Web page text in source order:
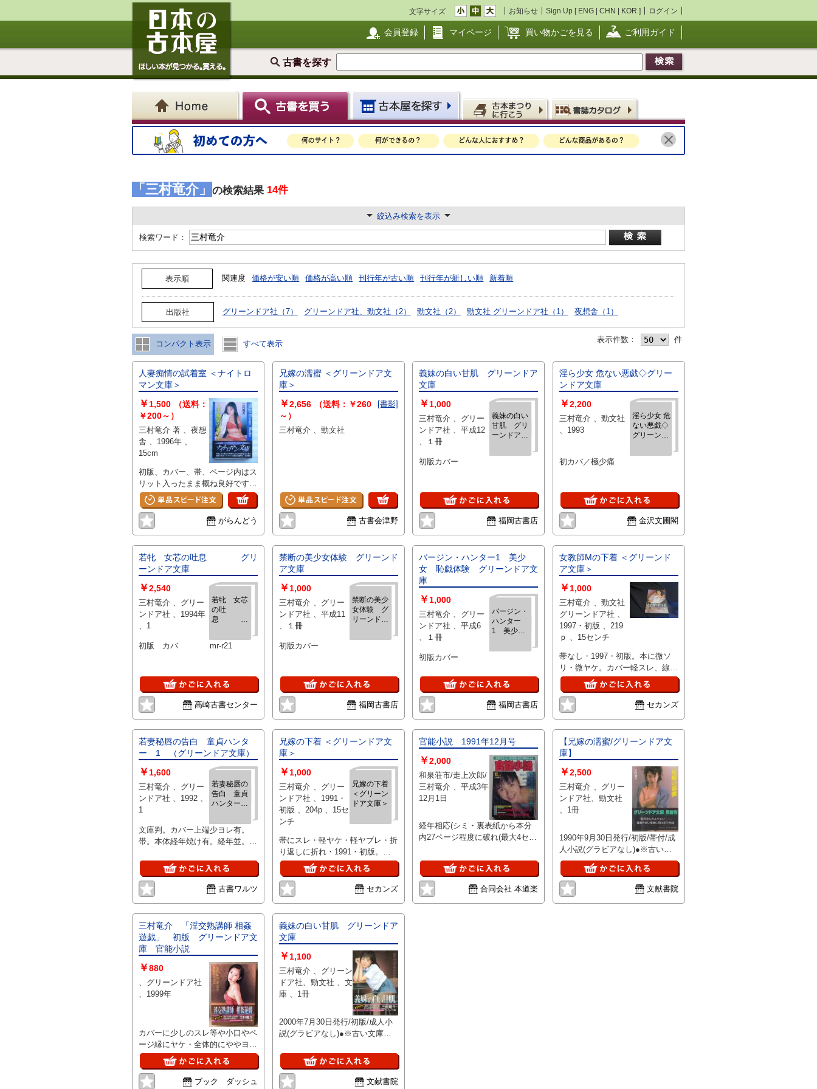
文字サイズ お知らせ Sign Up [ ENG | CHN | KOR ] ログイン
会員登録 マイページ 買い物かごを見る ご利用ガイド
古書を探す
「三村竜介」 の検索結果 14件
絞込み検索を表示
検索ワード：
表示順 関連度 価格が安い順 価格が高い順 刊行年が古い順 刊行年が新しい順 新着順
出版社 グリーンドア社（7） グリーンドア社、勁文社（2） 勁文社（2） 勁文社 グリーンドア社（1） 夜想舎（1）
コンパクト表示 すべて表示 表示件数： 件
人妻痴情の試着室 ＜ナイトロ
マン文庫＞
￥ 1,500
（送料：
￥200～）
三村竜介 著 、夜想
舎 、1996年 、
15cm
初版、カバー、帯、ページ内はス
リット入ったまま概ね良好です、
底に赤線あり
がらんどう
兄嫁の濡蜜 ＜グリーンドア文
庫＞
[書影]
￥2,656
（送料：￥260
～）
三村竜介 、勁文社
古書会津野
義妹の白い甘肌 グリーンドア
文庫
義妹の白い
甘肌 グリ
ーンドア文
￥ 1,000
三村竜介 、グリー
ンドア社 、平成12
、１冊
初版カバー
福岡古書店
淫ら少女 危ない悪戯◇グリー
ンドア文庫
淫ら少女 危
ない悪戯◇
グリーンド
￥2,200
三村竜介 、勁文社
、1993
初カバ／極少痛
金沢文圃閣
若牝 女芯の吐息 グリ
ーンドア文庫
若牝 女芯
の吐
息
ア文庫
￥2,540
三村竜介 、グリー
ンドア社 、1994年
、1
初版 カバ mr-r21
高崎古書センター
禁断の美少女体験 グリーンド
ア文庫
禁断の美少
女体験 グ
リーンドア
￥ 1,000
三村竜介 、グリー
ンドア社 、平成11
、１冊
初版カバー
福岡古書店
バージン・ハンター1 美少
女 恥戯体験 グリーンドア文
庫
バージン・
ハンター
1 美少
験 グリー
￥ 1,000
三村竜介 、グリー
ンドア社 、平成6
、１冊
初版カバー
福岡古書店
女教師Mの下着 ＜グリーンド
ア文庫＞
￥ 1,000
三村竜介 、勁文社
グリーンドア社 、
1997・初版 、219
ｐ 、15センチ
帯なし・1997・初版。本に微ソ
リ・微ヤケ。カバー軽スレ、線等
はありません。
セカンズ
若妻秘唇の告白 童貞ハンタ
ー 1 （グリーンドア文庫）
若妻秘唇の
告白 童貞
ハンター
ーンドア文
庫）
￥ 1,600
三村竜介 、グリー
ンドア社 、1992 、
1
文庫判。カバー上端少ヨレ有。
帯。本体経年焼け有。経年並。初
ー。
古書ワルツ
兄嫁の下着 ＜グリーンドア文
庫＞
兄嫁の下着
＜グリーン
ドア文庫＞
￥ 1,000
三村竜介 、グリー
ンドア社 、1991・
初版 、204p 、15セ
ンチ
帯にスレ・軽ヤケ・軽ヤブレ・折
り返しに折れ・1991・初版。カ
バーにスレ・ヤケ少・軽折れ、本
に軽経年ヤケ・折れ少、線等はあ
りません。
セカンズ
官能小説 1991年12月号
￥2,000
和泉荘市/走上次郎/
三村竜介 、平成3年
12月1日
経年相応(シミ・裏表紙から本分
内27ページ程度に破れ(最大4セン
に赤ライン)(画像にてご確認くだ
さい)
合同会社 本道楽
【兄嫁の濡蜜/グリーンドア文
庫】
￥2,500
三村竜介 、グリー
ンドア社、勁文社
、1冊
1990年9月30日発行/初版/帯付/成
人小説(グラビアなし)●※古い文
庫本ですので多少の経年劣化はご
理解くださいませ。※この商品は
成人向け商品です。22歳以上の方
のみご購入できます。
文献書院
三村竜介 「淫交熟講師 相姦
遊戯」 初版 グリーンドア文
庫 官能小説
￥880
、グリーンドア社
、1999年
カバーに少しのスレ等や小口やペ
ージ縁にヤケ・全体的にややヨレ
感がある以外は特に目立つ大きな
ダメージはなく、その他のページ
部分は比較的良好な状態です。
ブック ダッシュ
義妹の白い甘肌 グリーンドア
文庫
￥ 1,100
三村竜介 、グリーン
ドア社、勁文社 、文
庫 、1冊
2000年7月30日発行/初版/成人小
説(グラビアなし)●※古い文庫で
ださいませ。※この商品は成人向
け商品です。18歳以上の方のみご
購入できます。※掲載品、通販商
文献書院